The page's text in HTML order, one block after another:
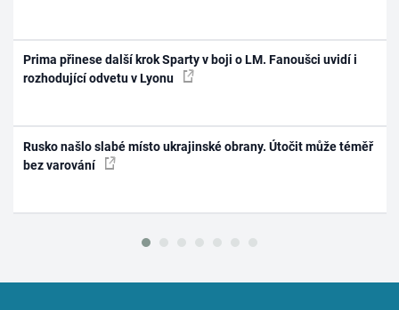
Prima přinese další krok Sparty v boji o LM. Fanoušci uvidí i
rozhodující odvetu v Lyonu
Rusko našlo slabé místo ukrajinské obrany. Útočit může téměř
bez varování